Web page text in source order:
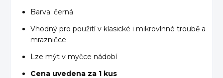
Barva: černá
Vhodný pro použití v klasické i mikrovlnné troubě a
mrazničce
Lze mýt v myčce nádobí
Cena uvedena za 1 kus